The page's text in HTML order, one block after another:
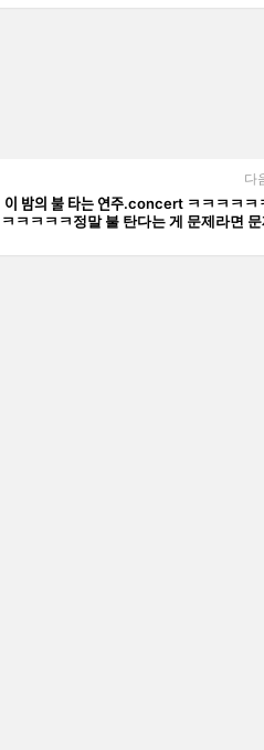
다
이 밤의 불 타는 연주.concert ㅋㅋㅋㅋ
ㅋㅋㅋㅋㅋ정말 불 탄다는 게 문제라면